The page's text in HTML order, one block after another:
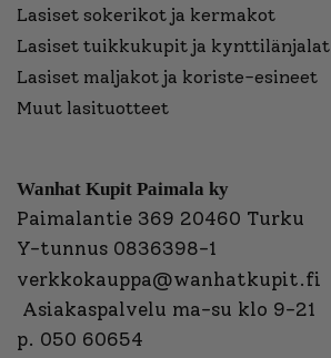
Lasiset sokerikot ja kermakot
Lasiset tuikkukupit ja kynttilänjalat
Lasiset maljakot ja koriste-esineet
Muut lasituotteet
Wanhat Kupit Paimala ky
Paimalantie 369 20460 Turku
Y-tunnus 0836398-1
verkkokauppa@wanhatkupit.fi
Asiakaspalvelu ma-su klo 9-21
p. 050 60654